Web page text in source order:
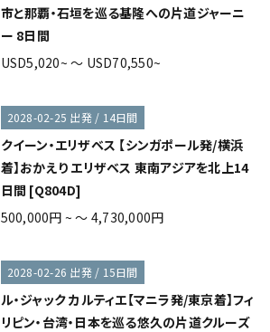
市と那覇・石垣を巡る基隆への片道ジャーニ
ー 8日間
USD5,020~ ～ USD70,550~
2028-02-25 出発 / 14日間
クイーン・エリザベス 【シンガポール発/横浜
着】おかえり エリザベス 東南アジアを北上14
日間 [Q804D]
500,000円 ~ ～ 4,730,000円
2028-02-26 出発 / 15日間
ル・ジャック カルティエ【マニラ発/東京着】フィ
リピン・台湾・日本を巡る悠久の片道クルーズ